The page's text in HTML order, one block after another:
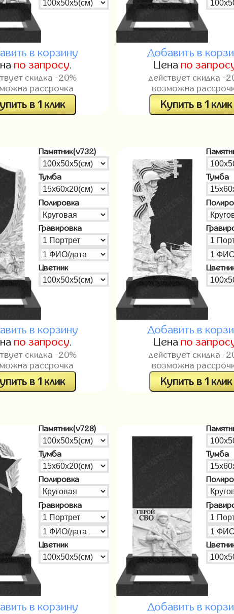
в корзину
по запросу.
скидка -20%
рассрочка
в 1 клик
Добавить в
Цена по
действует скидка -
возможна
Купить в 1 клик
Памятник(v732)
Тумба
Полировка
Гравировка
Цветник
в корзину
по запросу.
скидка -20%
рассрочка
в 1 клик
Тумба
Добавить в
Цена по
действует скидка -
возможна
Купить в 1 клик
Памятник(v728)
Тумба
Полировка
Гравировка
Цветник
в корзину
Тумба
Добавить в